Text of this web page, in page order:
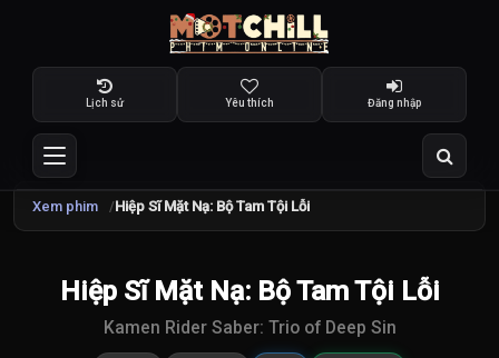
Lịch sử Yêu thích Đăng nhập
Xem phim Hiệp Sĩ Mặt Nạ: Bộ Tam Tội Lỗi
/10
Hiệp Sĩ Mặt Nạ: Bộ Tam Tội Lỗi
Kamen Rider Saber: Trio of Deep Sin